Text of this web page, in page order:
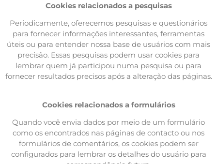
Cookies relacionados a pesquisas
Periodicamente, oferecemos pesquisas e questionários
para fornecer informações interessantes, ferramentas
úteis ou para entender nossa base de usuários com mais
precisão. Essas pesquisas podem usar cookies para
lembrar quem já participou numa pesquisa ou para
fornecer resultados precisos após a alteração das páginas.
Cookies relacionados a formulários
Quando você envia dados por meio de um formulário
como os encontrados nas páginas de contacto ou nos
formulários de comentários, os cookies podem ser
configurados para lembrar os detalhes do usuário para